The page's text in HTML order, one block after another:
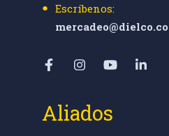
Escríbenos:
mercadeo@dielco.co
Aliados